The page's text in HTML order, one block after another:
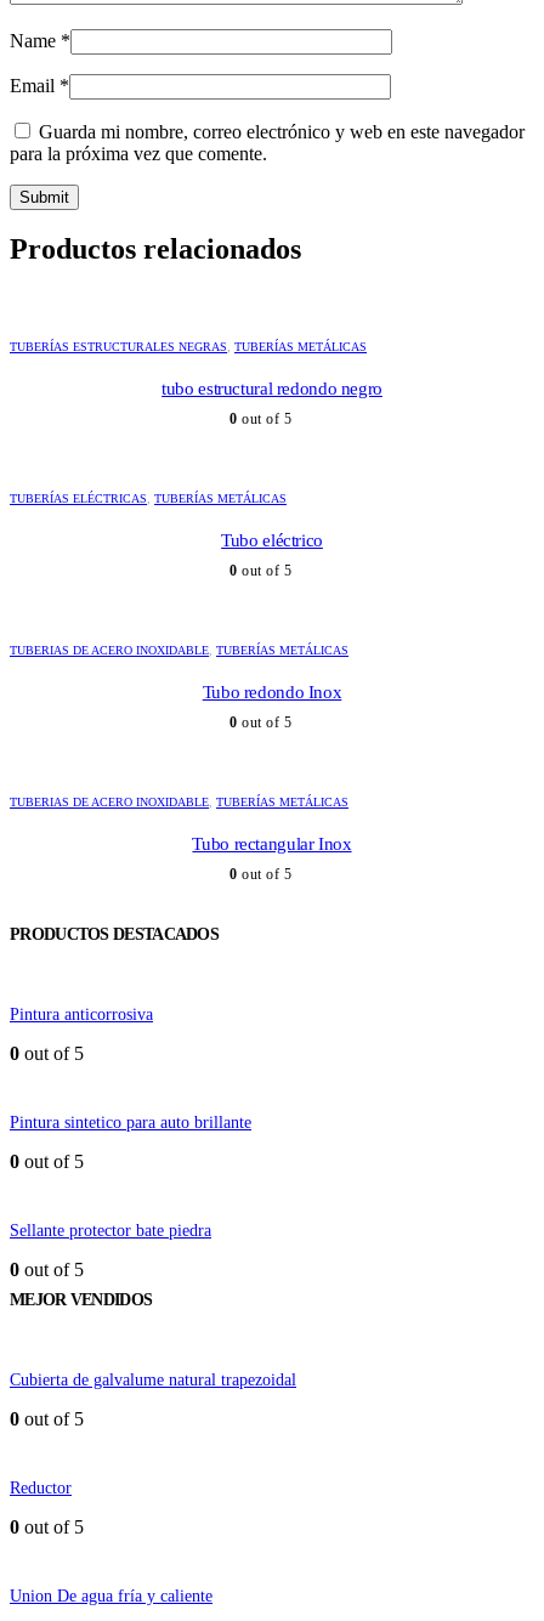
Name *
Email *
Guarda mi nombre, correo electrónico y web en este navegador
para la próxima vez que comente.
Productos relacionados
TUBERÍAS ESTRUCTURALES NEGRAS, TUBERÍAS METÁLICAS
tubo estructural redondo negro
0 out of 5
TUBERÍAS ELÉCTRICAS, TUBERÍAS METÁLICAS
Tubo eléctrico
0 out of 5
TUBERIAS DE ACERO INOXIDABLE, TUBERÍAS METÁLICAS
Tubo redondo Inox
0 out of 5
TUBERIAS DE ACERO INOXIDABLE, TUBERÍAS METÁLICAS
Tubo rectangular Inox
0 out of 5
PRODUCTOS DESTACADOS
Pintura anticorrosiva
0 out of 5
Pintura sintetico para auto brillante
0 out of 5
Sellante protector bate piedra
0 out of 5
MEJOR VENDIDOS
Cubierta de galvalume natural trapezoidal
0 out of 5
Reductor
0 out of 5
Union De agua fría y caliente